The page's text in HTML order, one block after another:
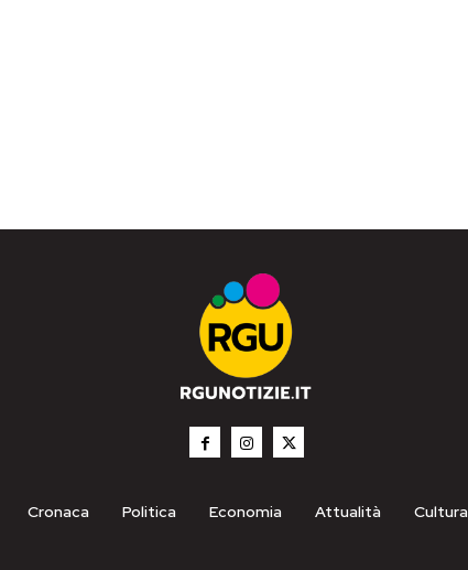
Cronaca Politica Economia Attualità Cultura